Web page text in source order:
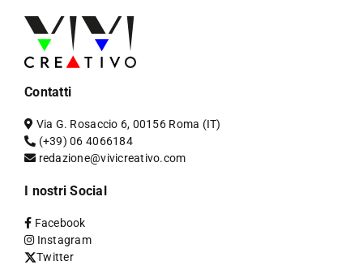
Contatti
Via G. Rosaccio 6, 00156 Roma (IT)
(+39) 06 4066184
redazione@vivicreativo.com
I nostri Social
Facebook
Instagram
Twitter